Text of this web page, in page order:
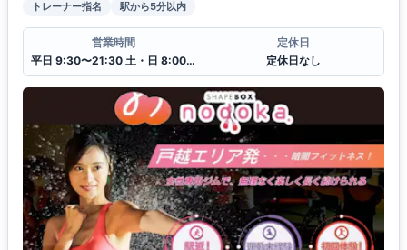
トレーナー指名 駅から5分以内
営業時間
平日 9:30〜21:30 土・日 8:00〜18:30
定休日
定休日なし